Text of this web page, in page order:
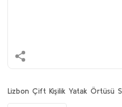
Lizbon Çift Kişilik Yatak Örtüsü